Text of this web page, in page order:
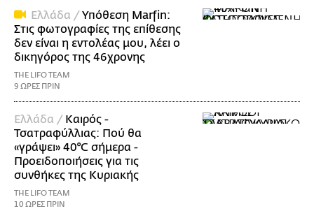
Ελλάδα /Υπόθεση Marfin:
Στις φωτογραφίες της επίθεσης
δεν είναι η εντολέας μου, λέει ο
δικηγόρος της 46χρονης
THE LIFO TEAM
9 ΩΡΕΣ ΠΡΙΝ
Ελλάδα / Καιρός -
Τσατραφύλλιας: Πού θα
«γράψει» 40°C σήμερα -
Προειδοποιήσεις για τις
συνθήκες της Κυριακής
THE LIFO TEAM
10 ΩΡΕΣ ΠΡΙΝ